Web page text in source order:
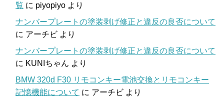
覧 に piyopiyo より
ナンバープレートの塗装剥げ修正と違反の良否について
に アーチビ より
ナンバープレートの塗装剥げ修正と違反の良否について
に KUNIちゃん より
BMW 320d F30 リモコンキー電池交換とリモコンキー
記憶機能について に アーチビ より